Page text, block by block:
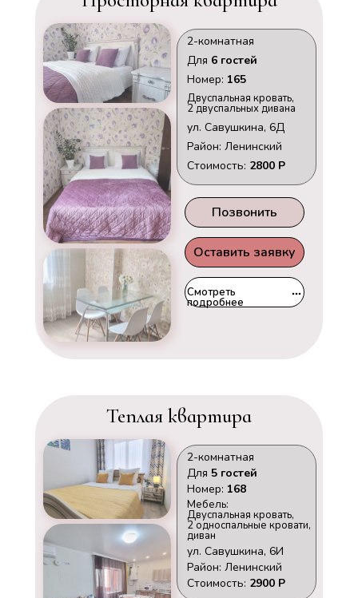
Позвонить
Оставить заявку
Для 6 гостей
Двуспальная кровать,
2 двуспальных дивана
ул. Савушкина, 6Д
Район: Ленинский
Номер: 165
Стоимость: 2800 Р
2-комнатная
Смотреть
подробнее
Теплая квартира
Для 5 гостей
Мебель:
Двуспальная кровать,
2 односпальные кровати,
диван
ул. Савушкина, 6И
Район: Ленинский
Номер: 168
Стоимость: 2900 Р
2-комнатная